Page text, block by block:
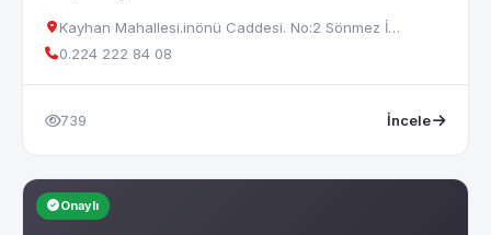
Kayhan Mahallesi.inönü Caddesi. No:2 Sönmez İ…
0.224 222 84 08
739 İncele
Onaylı